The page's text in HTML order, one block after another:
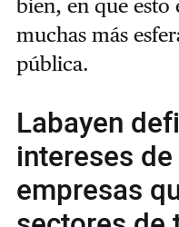
bien, en que esto
muchas más
pública.
Labayen
intereses
empresas